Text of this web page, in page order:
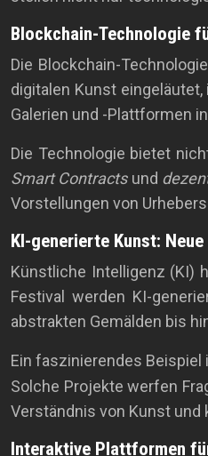
Blockchain-Technologie
Die Blockchain-
digitalen Kunst
Galerien und -Plattformen
Die Technologie bietet
Smart Contractsund
Vorstellungen von
KI-generierte Kunst:
Künstliche Intelligenz (KI)
Festival werden KI-
abstrakten Gemälden bis
Ein faszinierendes Beispiel
Solche Projekte werfen
Verständnis von Kunst
Interaktive Plattformen